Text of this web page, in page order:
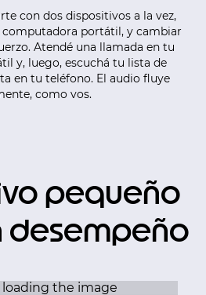
con dos dispositivos a la vez,
portátil, y cambiar
Atendé una llamada en tu
y, luego, escuchá tu lista de
en tu teléfono. El audio fluye
como vos.
pequeño
desempeño